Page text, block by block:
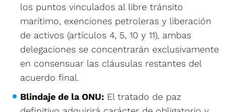
los puntos vinculados al libre tránsito
marítimo, exenciones petroleras y liberación
de activos (artículos 4, 5, 10 y 11), ambas
delegaciones se concentrarán exclusivamente
en consensuar las cláusulas restantes del
acuerdo final.
Blindaje de la ONU: El tratado de paz